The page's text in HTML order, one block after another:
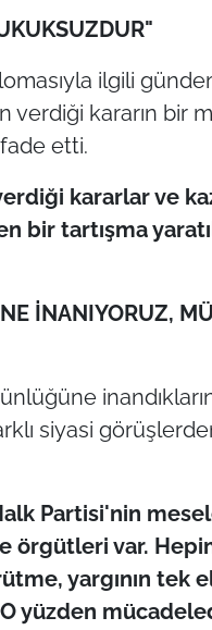
ilgili
verdiği kararın bir
ifade etti.
kararlar ve
bir tartışma
İNANIYORUZ,
siyasi
Partisi'nin
örgütleri var.
yargının tek
yüzden